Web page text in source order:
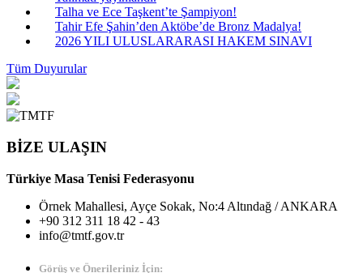
Talha ve Ece Taşkent’te Şampiyon!
Tahir Efe Şahin’den Aktöbe’de Bronz Madalya!
2026 YILI ULUSLARARASI HAKEM SINAVI
Tüm Duyurular
BİZE ULAŞIN
Türkiye Masa Tenisi Federasyonu
Örnek Mahallesi, Ayçe Sokak, No:4 Altındağ / ANKARA
+90 312 311 18 42 - 43
info@tmtf.gov.tr
Görüş ve Önerileriniz İçin: